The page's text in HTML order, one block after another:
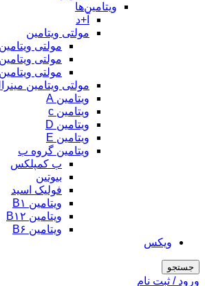
ویتامین‌ها
آ+د
مولتی ویتامین
مولتی
مولتی
مولتی
مولتی ویتامین
ویتامین A
ویتامین c
ویتامین D
ویتامین E
ویتامین گروه ب
ب کمپلکس
بیوتین
فولیک اسید
ویتامین B۱
ویتامین B۱۲
ویتامین B۶
ویکس
جستجو
ورود / ثبت نام